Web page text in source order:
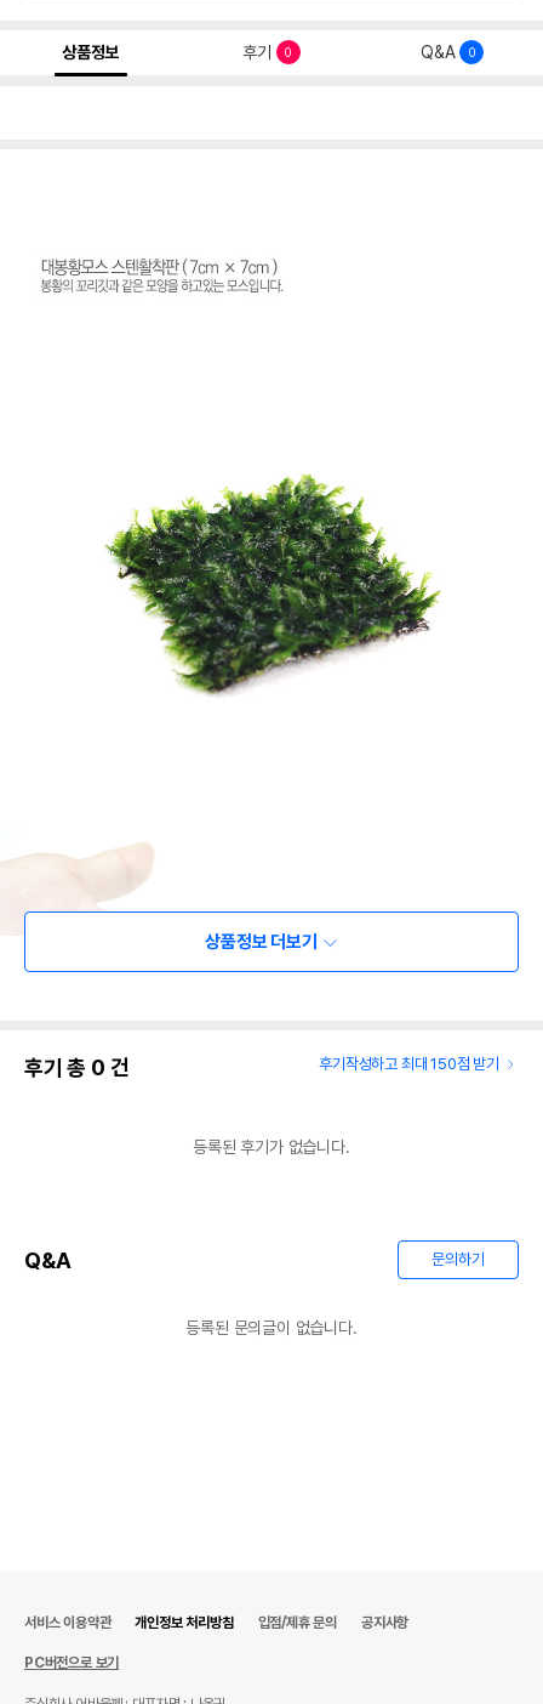
상품정보 후기 0 Q&A 0
상품정보 더보기
후기 총 0 건 후기작성하고 최대 150점 받기
등록된 후기가 없습니다.
Q&A 문의하기
등록된 문의글이 없습니다.
서비스 이용약관 개인정보 처리방침 입점/제휴 문의 공지사항
PC버전으로 보기